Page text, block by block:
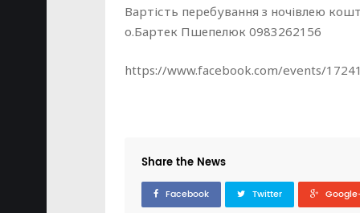
Вартість перебування з ночівлею
о.Бартек Пшепелюк 0983262156
https://www.facebook.com/events/
Share the News
Facebook Twitter